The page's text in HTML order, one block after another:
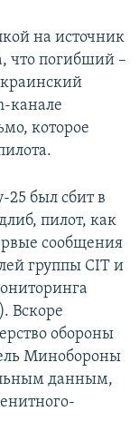
на источник
что погибший –
канале
которое
25 был сбит в
пилот, как
сообщения
группы CIT и
Вскоре
обороны
Минобороны
данным,